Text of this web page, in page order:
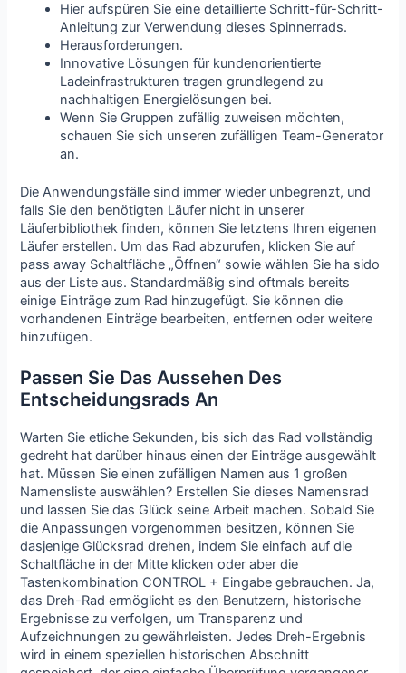
Hier aufspüren Sie eine detaillierte Schritt-für-Schritt-
Anleitung zur Verwendung dieses Spinnerrads.
Herausforderungen.
Innovative Lösungen für kundenorientierte
Ladeinfrastrukturen tragen grundlegend zu
nachhaltigen Energielösungen bei.
Wenn Sie Gruppen zufällig zuweisen möchten,
schauen Sie sich unseren zufälligen Team-Generator
an.
Die Anwendungsfälle sind immer wieder unbegrenzt, und
falls Sie den benötigten Läufer nicht in unserer
Läuferbibliothek finden, können Sie letztens Ihren eigenen
Läufer erstellen. Um das Rad abzurufen, klicken Sie auf
pass away Schaltfläche „Öffnen“ sowie wählen Sie ha sido
aus der Liste aus. Standardmäßig sind oftmals bereits
einige Einträge zum Rad hinzugefügt. Sie können die
vorhandenen Einträge bearbeiten, entfernen oder weitere
hinzufügen.
Passen Sie Das Aussehen Des
Entscheidungsrads An
Warten Sie etliche Sekunden, bis sich das Rad vollständig
gedreht hat darüber hinaus einen der Einträge ausgewählt
hat. Müssen Sie einen zufälligen Namen aus 1 großen
Namensliste auswählen? Erstellen Sie dieses Namensrad
und lassen Sie das Glück seine Arbeit machen. Sobald Sie
die Anpassungen vorgenommen besitzen, können Sie
dasjenige Glücksrad drehen, indem Sie einfach auf die
Schaltfläche in der Mitte klicken oder aber die
Tastenkombination CONTROL + Eingabe gebrauchen. Ja,
das Dreh-Rad ermöglicht es den Benutzern, historische
Ergebnisse zu verfolgen, um Transparenz und
Aufzeichnungen zu gewährleisten. Jedes Dreh-Ergebnis
wird in einem speziellen historischen Abschnitt